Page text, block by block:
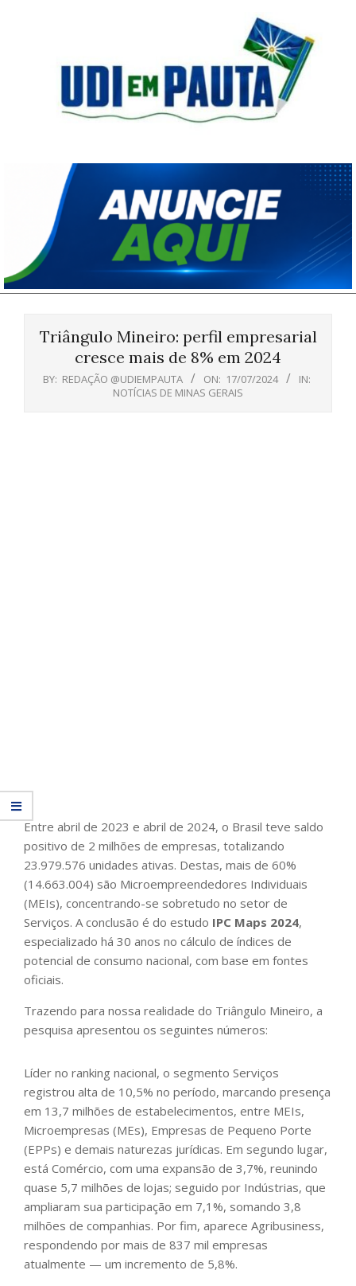
Pauta
Triângulo Mineiro: perfil empresarial
cresce mais de 8% em 2024
BY: REDAÇÃO @UDIEMPAUTA ON: 17/07/2024
IN:
NOTÍCIAS DE MINAS GERAIS
Entre abril de 2023 e abril de 2024, o Brasil teve saldo
positivo de 2 milhões de empresas, totalizando
23.979.576 unidades ativas. Destas, mais de 60%
(14.663.004) são Microempreendedores Individuais
(MEIs), concentrando-se sobretudo no setor de
Serviços. A conclusão é do estudo IPC Maps 2024,
especializado há 30 anos no cálculo de índices de
potencial de consumo nacional, com base em fontes
oficiais.
Trazendo para nossa realidade do Triângulo Mineiro, a
pesquisa apresentou os seguintes números:
Líder no ranking nacional, o segmento Serviços
registrou alta de 10,5% no período, marcando presença
em 13,7 milhões de estabelecimentos, entre MEIs,
Microempresas (MEs), Empresas de Pequeno Porte
(EPPs) e demais naturezas jurídicas. Em segundo lugar,
está Comércio, com uma expansão de 3,7%, reunindo
quase 5,7 milhões de lojas; seguido por Indústrias, que
ampliaram sua participação em 7,1%, somando 3,8
milhões de companhias. Por fim, aparece Agribusiness,
respondendo por mais de 837 mil empresas
atualmente — um incremento de 5,8%.